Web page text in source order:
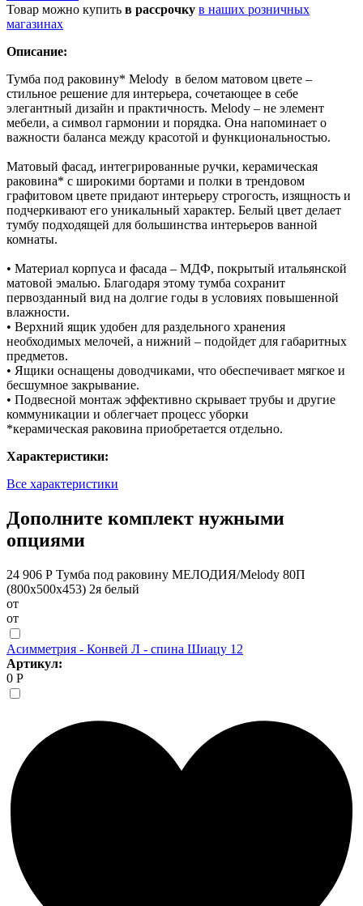
Товар можно купить в рассрочку в наших розничных
магазинах
Описание:
Тумба под раковину* Melody в белом матовом цвете –
стильное решение для интерьера, сочетающее в себе
элегантный дизайн и практичность. Melody – не элемент
мебели, а символ гармонии и порядка. Она напоминает о
важности баланса между красотой и функциональностью.
Матовый фасад, интегрированные ручки, керамическая
раковина* с широкими бортами и полки в трендовом
графитовом цвете придают интерьеру строгость, изящность и
подчеркивают его уникальный характер. Белый цвет делает
тумбу подходящей для большинства интерьеров ванной
комнаты.
• Материал корпуса и фасада – МДФ, покрытый итальянской
матовой эмалью. Благодаря этому тумба сохранит
первозданный вид на долгие годы в условиях повышенной
влажности.
• Верхний ящик удобен для раздельного хранения
необходимых мелочей, а нижний – подойдет для габаритных
предметов.
• Ящики оснащены доводчиками, что обеспечивает мягкое и
бесшумное закрывание.
• Подвесной монтаж эффективно скрывает трубы и другие
коммуникации и облегчает процесс уборки
*керамическая раковина приобретается отдельно.
Характеристики:
Все характеристики
Дополните комплект нужными
опциями
24 906 Р Тумба под раковину МЕЛОДИЯ/Melody 80П
(800х500х453) 2я белый
от
от
Асимметрия - Конвей Л - спина Шиацу 12
Артикул:
0 Р